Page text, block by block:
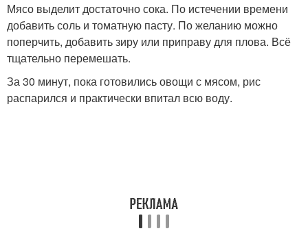
Мясо выделит достаточно сока. По истечении времени
добавить соль и томатную пасту. По желанию можно
поперчить, добавить зиру или приправу для плова. Всё
тщательно перемешать.
За 30 минут, пока готовились овощи с мясом, рис
распарился и практически впитал всю воду.